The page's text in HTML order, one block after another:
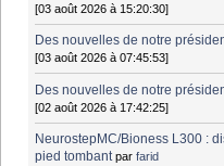
[03 août 2026 à 15:20:30]
Des nouvelles de notre
[03 août 2026 à 07:45:53]
Des nouvelles de notre
[02 août 2026 à 17:42:25]
NeurostepMC/Bioness L300 :
pied tombant parfarid